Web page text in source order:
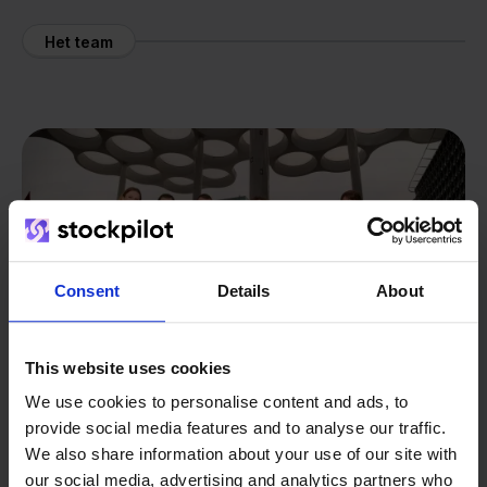
Consent Details About
This website uses cookies
We use cookies to personalise content and ads, to
provide social media features and to analyse our traffic.
We also share information about your use of our site with
our social media, advertising and analytics partners who
Het team